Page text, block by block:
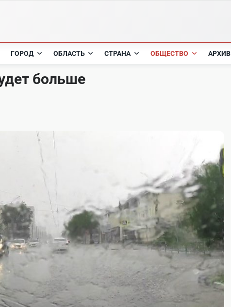
ГОРОД ОБЛАСТЬ СТРАНА ОБЩЕСТВО АРХИВ
больше